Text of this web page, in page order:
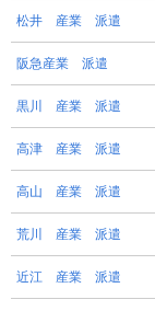
松井 産業 派遣
阪急産業 派遣
黒川 産業 派遣
高津 産業 派遣
高山 産業 派遣
荒川 産業 派遣
近江 産業 派遣